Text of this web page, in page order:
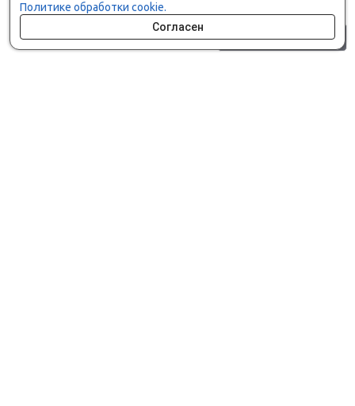
Политике обработки cookie.
Согласен